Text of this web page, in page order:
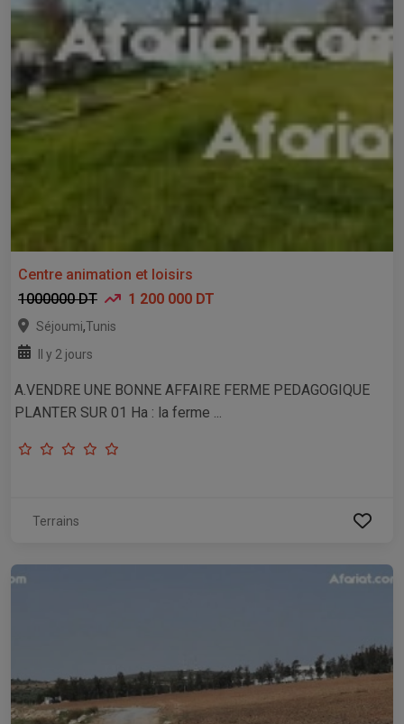
Centre animation et loisirs
1000000 DT
1 200 000 DT
Séjoumi,Tunis
Il y 2 jours
A.VENDRE UNE BONNE AFFAIRE FERME PEDAGOGIQUE
PLANTER SUR 01 Ha : la ferme ...
Terrains